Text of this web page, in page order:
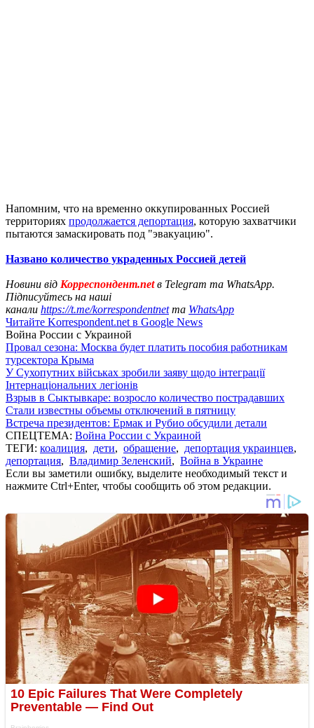
Напомним, что на временно оккупированных Россией
территориях продолжается депортация, которую захватчики
пытаются замаскировать под "эвакуацию".
Названо количество украденных Россией детей
Новини від Корреспондент.netв Telegram та WhatsApp.
Підписуйтесь на наші
канали https://t.me/korrespondentnetта WhatsApp
Читайте Korrespondent.net в Google News
Война России с Украиной
Провал сезона: Москва будет платить пособия работникам
турсектора Крыма
У Сухопутних військах зробили заяву щодо інтеграції
Інтернаціональних легіонів
Взрыв в Сыктывкаре: возросло количество пострадавших
Стали известны объемы отключений в пятницу
Встреча президентов: Ермак и Рубио обсудили детали
СПЕЦТЕМА: Война России с Украиной
ТЕГИ: коалиция, дети, обращение, депортация украинцев,
депортация, Владимир Зеленский, Война в Украине
Если вы заметили ошибку, выделите необходимый текст и
нажмите Ctrl+Enter, чтобы сообщить об этом редакции.